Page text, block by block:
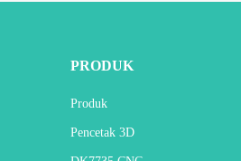
PRODUK
Produk
Pencetak 3D